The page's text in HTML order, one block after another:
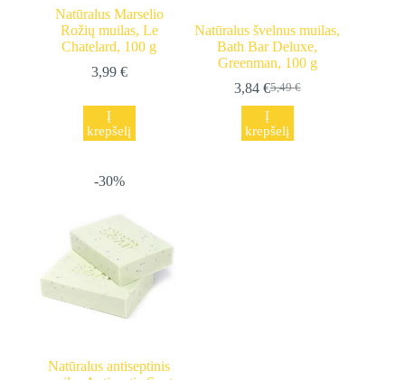
Natūralus Marselio
Rožių muilas, Le
Chatelard, 100 g
3,99 €
Į
krepšelį
Natūralus švelnus muilas,
Bath Bar Deluxe,
Greenman, 100 g
5,49€
Original
price
was:
5,49 €.
3,84 €Current
price
is:
3,84 €.
Į
krepšelį
-30%
Natūralus antiseptinis